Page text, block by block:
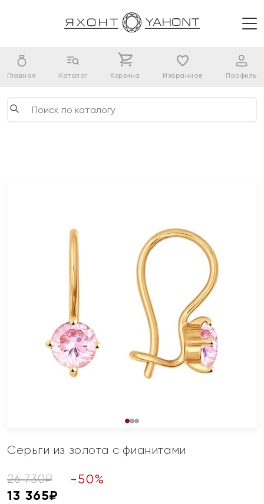
Главная Каталог Корзина Избранное Профиль
Серьги из золота с фианитами
26 730₽ -50%
13 365₽